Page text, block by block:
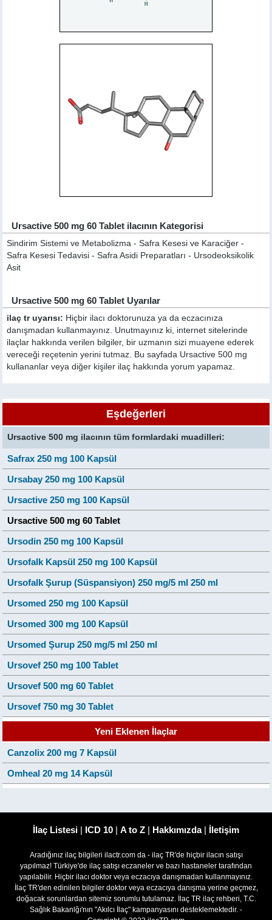
Ursactive 500 mg 60 Tablet ilacının Kategorisi
Sindirim Sistemi ve Metabolizma - Safra Kesesi ve Karaciğer -
Safra Kesesi Tedavisi - Safra Asidi Preparatları - Ursodeoksikolik
Asit
Ursactive 500 mg 60 Tablet Uyarılar
ilaç tr uyarısı: Hiçbir ilacı doktorunuza ya da eczacınıza
danışmadan kullanmayınız. Unutmayınız ki, internet sitelerinde
ilaçlar hakkında verilen bilgiler, bir uzmanın sizi muayene ederek
vereceği reçetenin yerini tutmaz. Bu sayfada Ursactive 500 mg
kullananlar veya diğer kişiler ilaç hakkında yorum yapamaz.
Eşdeğerleri
Ursactive 500 mg ilacının tüm formlardaki muadilleri:
Safrax 250 mg 100 Kapsül
Ursabay 250 mg 100 Kapsül
Ursactive 250 mg 100 Kapsül
Ursactive 500 mg 60 Tablet
Ursodin 250 mg 100 Kapsül
Ursofalk Kapsül 250 mg 100 Kapsül
Ursofalk Şurup (Süspansiyon) 250 mg/5 ml 250 ml
Ursomed 250 mg 100 Kapsül
Ursomed 300 mg 100 Kapsül
Ursomed Şurup 250 mg/5 ml 250 ml
Ursovef 250 mg 100 Tablet
Ursovef 500 mg 60 Tablet
Ursovef 750 mg 30 Tablet
Yeni Eklenen İlaçlar
Canzolix 200 mg 7 Kapsül
Omheal 20 mg 14 Kapsül
İlaç Listesi | ICD 10 | A to Z | Hakkımızda| İletişim
Aradığınız ilaç bilgileri ilactr.com da - ilaç TR'de hiçbir ilacın satışı
yapılmaz! Türkiye'de ilaç satışı eczaneler ve bazı hastaneler tarafından
yapılabilir. Hiçbir ilacı doktor veya eczacıya danışmadan kullanmayınız.
İlaç TR'den edinilen bilgiler doktor veya eczacıya danışma yerine geçmez,
doğacak sorunlardan sitemiz sorumlu tutulamaz. İlaç TR ilaç rehberi, T.C.
Sağlık Bakanlğı'nın "Akılcı İlaç" kampanyasını desteklemektedir. -